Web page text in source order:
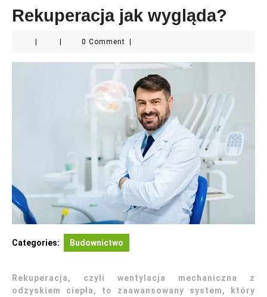
Rekuperacja jak wygląda?
0 Comment
Categories: Budownictwo
Rekuperacja, czyli wentylacja mechaniczna z
odzyskiem ciepła, to zaawansowany system, który